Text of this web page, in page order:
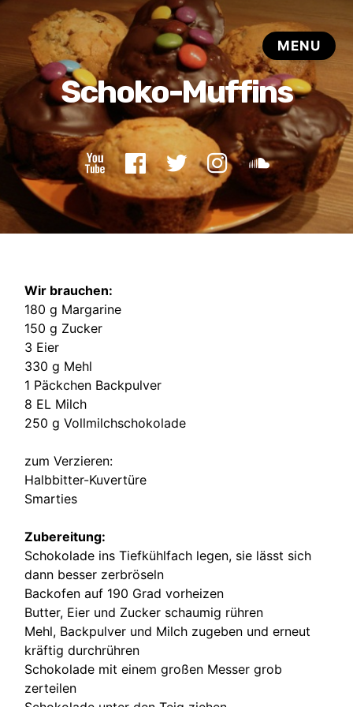
Wir brauchen:
180 g Margarine
150 g Zucker
3 Eier
330 g Mehl
1 Päckchen Backpulver
8 EL Milch
250 g Vollmilchschokolade
zum Verzieren:
Halbbitter-Kuvertüre
Smarties
Zubereitung:
Schokolade ins Tiefkühlfach legen, sie lässt sich
dann besser zerbröseln
Backofen auf 190 Grad vorheizen
Butter, Eier und Zucker schaumig rühren
Mehl, Backpulver und Milch zugeben und erneut
kräftig durchrühren
Schokolade mit einem großen Messer grob
zerteilen